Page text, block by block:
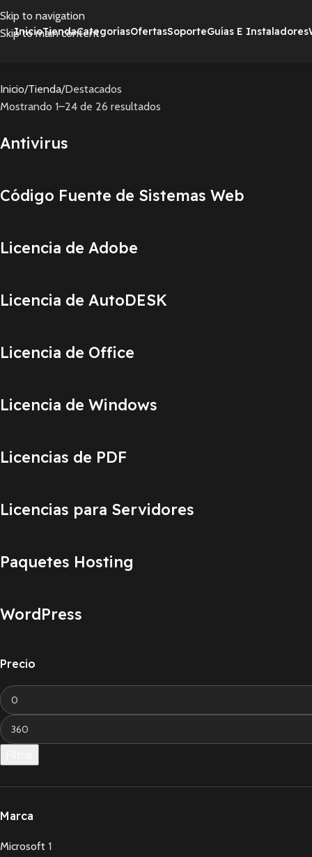
Skip to navigation
Skip to main content
InicioTiendaCategoríasOfertasSoporteGuías E Instaladores
Inicio Tienda Destacados
Mostrando 1–24 de 26 resultados
Antivirus
Código Fuente de Sistemas Web
Licencia de Adobe
Licencia de AutoDESK
Licencia de Office
Licencia de Windows
Licencias de PDF
Licencias para Servidores
Paquetes Hosting
WordPress
Precio
Marca
Microsoft 1